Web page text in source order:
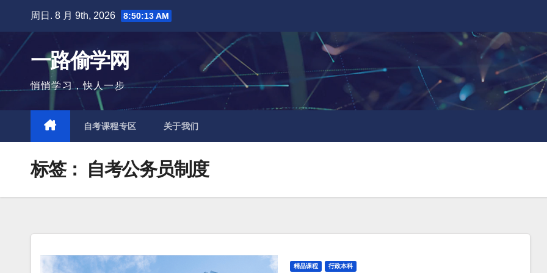
容
周日. 8 月 9th, 2026 8:50:14 AM
一路偷学网
悄悄学习，快人一步
自考课程专区 关于我们
标签： 自考公务员制度
精品课程 行政本科